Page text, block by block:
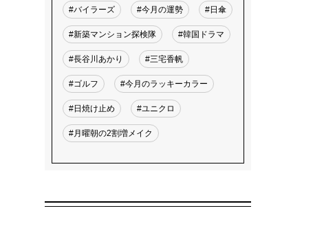
#バイラーズ #今月の運勢 #日傘
#新築マンション探検隊 #韓国ドラマ
#長谷川あかり #三宅香帆
#ゴルフ #今月のラッキーカラー
#日焼け止め #ユニクロ
#月曜朝の2割増メイク